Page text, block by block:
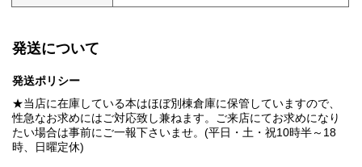
発送について
発送ポリシー
★当店に在庫している本はほぼ別棟倉庫に保管していますので、
性急なお求めにはご対応致し兼ねます。ご来店にてお求めになり
たい場合は事前にご一報下さいませ。(平日・土・祝10時半～18
時、日曜定休)